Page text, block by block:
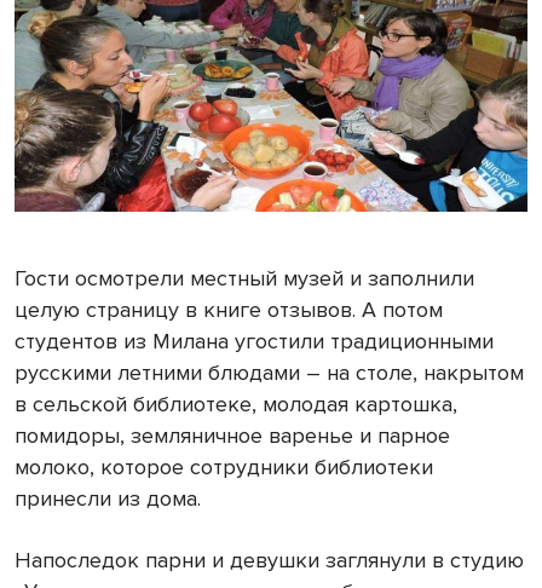
Гости осмотрели местный музей и заполнили
целую страницу в книге отзывов. А потом
студентов из Милана угостили традиционными
русскими летними блюдами – на столе, накрытом
в сельской библиотеке, молодая картошка,
помидоры, земляничное варенье и парное
молоко, которое сотрудники библиотеки
принесли из дома.
Напоследок парни и девушки заглянули в студию